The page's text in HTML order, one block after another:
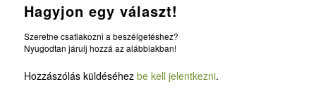
Hagyjon egy választ!
Szeretne csatlakozni a beszélgetéshez?
Nyugodtan járulj hozzá az alábbiakban!
Hozzászólás küldéséhez be kell jelentkezni.